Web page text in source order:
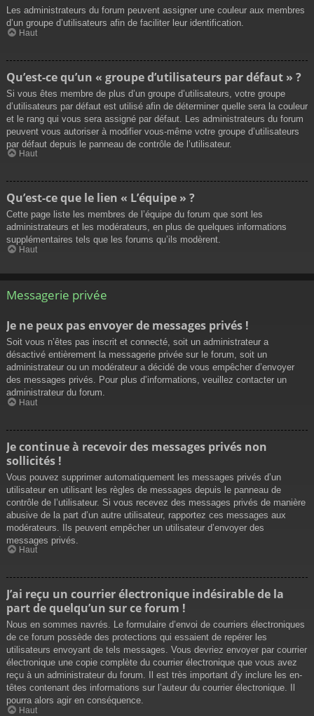
Les administrateurs du forum peuvent assigner une couleur aux membres
d’un groupe d’utilisateurs afin de faciliter leur identification.
Haut
Qu’est-ce qu’un « groupe d’utilisateurs par défaut » ?
Si vous êtes membre de plus d’un groupe d’utilisateurs, votre groupe
d’utilisateurs par défaut est utilisé afin de déterminer quelle sera la couleur
et le rang qui vous sera assigné par défaut. Les administrateurs du forum
peuvent vous autoriser à modifier vous-même votre groupe d’utilisateurs
par défaut depuis le panneau de contrôle de l’utilisateur.
Haut
Qu’est-ce que le lien « L’équipe » ?
Cette page liste les membres de l’équipe du forum que sont les
administrateurs et les modérateurs, en plus de quelques informations
supplémentaires tels que les forums qu’ils modèrent.
Haut
Messagerie privée
Je ne peux pas envoyer de messages privés !
Soit vous n’êtes pas inscrit et connecté, soit un administrateur a
désactivé entièrement la messagerie privée sur le forum, soit un
administrateur ou un modérateur a décidé de vous empêcher d’envoyer
des messages privés. Pour plus d’informations, veuillez contacter un
administrateur du forum.
Haut
Je continue à recevoir des messages privés non
sollicités !
Vous pouvez supprimer automatiquement les messages privés d’un
utilisateur en utilisant les règles de messages depuis le panneau de
contrôle de l’utilisateur. Si vous recevez des messages privés de manière
abusive de la part d’un autre utilisateur, rapportez ces messages aux
modérateurs. Ils peuvent empêcher un utilisateur d’envoyer des
messages privés.
Haut
J’ai reçu un courrier électronique indésirable de la
part de quelqu’un sur ce forum !
Nous en sommes navrés. Le formulaire d’envoi de courriers électroniques
de ce forum possède des protections qui essaient de repérer les
utilisateurs envoyant de tels messages. Vous devriez envoyer par courrier
électronique une copie complète du courrier électronique que vous avez
reçu à un administrateur du forum. Il est très important d’y inclure les en-
têtes contenant des informations sur l’auteur du courrier électronique. Il
pourra alors agir en conséquence.
Haut